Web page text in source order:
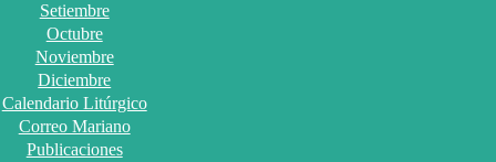
Setiembre
Octubre
Noviembre
Diciembre
Calendario Litúrgico
Correo Mariano
Publicaciones